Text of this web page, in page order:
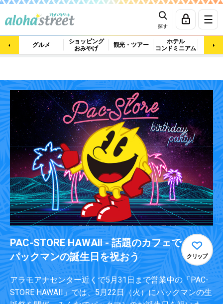
探す
グルメ
ショッピング
おみやげ
観光・ツアー
ホテル
コンドミニアム
マッ
PAC-STORE HAWAII - 話題のカフェで
パックマンの誕生日を祝おう
クリップ
アラモアナセンター近くで5月31日まで営業中の「PAC-
STORE HAWAII」では、5月22日（火）にパックマンの生